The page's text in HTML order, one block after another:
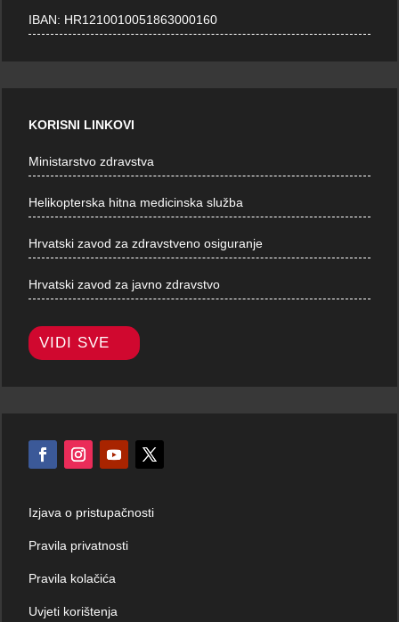
IBAN: HR1210010051863000160
KORISNI LINKOVI
Ministarstvo zdravstva
Helikopterska hitna medicinska služba
Hrvatski zavod za zdravstveno osiguranje
Hrvatski zavod za javno zdravstvo
VIDI SVE
Izjava o pristupačnosti
Pravila privatnosti
Pravila kolačića
Uvjeti korištenja